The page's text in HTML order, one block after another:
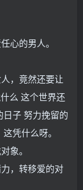
心的男人。
，竟然还要让
么 这个世界还
子 努力挽留的
凭什么呀。
象。
，转移爱的对